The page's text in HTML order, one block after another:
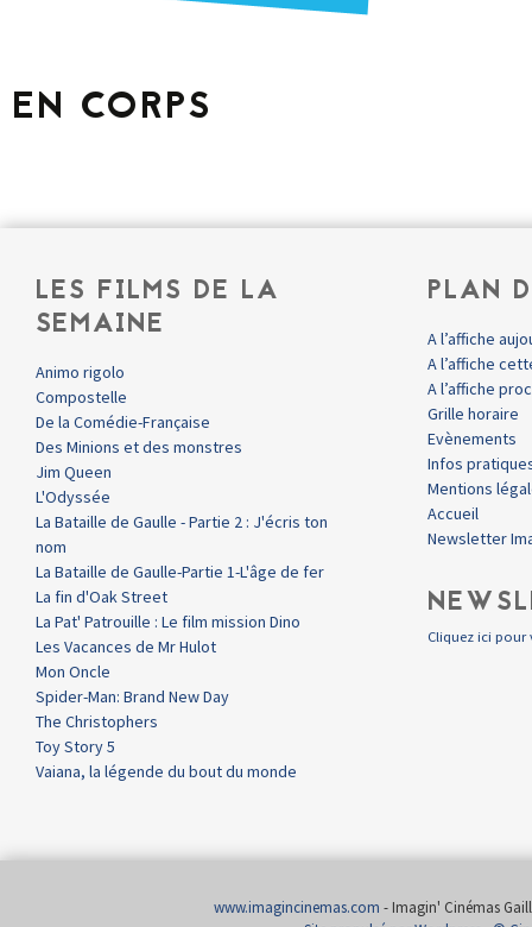
EN CORPS
LES FILMS DE LA
SEMAINE
Animo rigolo
Compostelle
De la Comédie-Française
Des Minions et des monstres
Jim Queen
L'Odyssée
La Bataille de Gaulle - Partie 2 : J'écris ton
nom
La Bataille de Gaulle-Partie 1-L'âge de fer
La fin d'Oak Street
La Pat' Patrouille : Le film mission Dino
Les Vacances de Mr Hulot
Mon Oncle
Spider-Man: Brand New Day
The Christophers
Toy Story 5
Vaiana, la légende du bout du monde
PLAN
A l’affiche
A l’affiche
A l’affiche
Grille horaire
Evènements
Infos
Mentions
Accueil
Newsletter
Cliquez ici pour
www.imagincinemas.com - Imagin' Cinémas